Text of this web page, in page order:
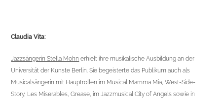
Claudia Vita:
Jazzsängerin Stella Mohn erhielt ihre musikalische Ausbildung an der
Universität der Künste Berlin. Sie begeisterte das Publikum auch als
Musicalsängerin mit Hauptrollen im Musical Mamma Mia, West-Side-
Story, Les Miserables, Grease, im Jazzmusical City of Angels sowie in